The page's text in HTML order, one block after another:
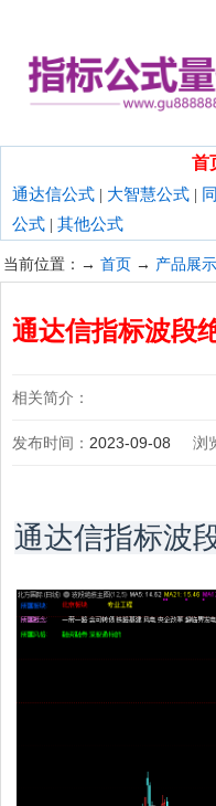
首
通达信公式 | 大智慧公式 |
公式 | 其他公式
当前位置：→ 首页 → 产品展示
通达信指标波段
相关简介：
发布时间： 2023-09-08 浏
通达信指标波